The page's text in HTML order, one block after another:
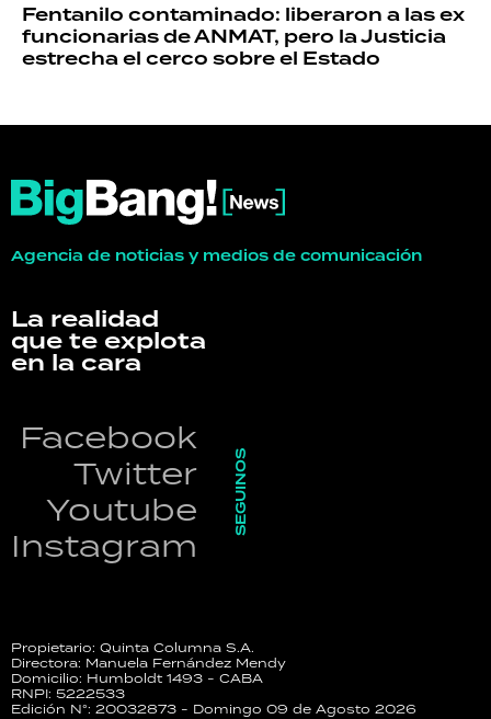
Fentanilo contaminado: liberaron a las ex
funcionarias de ANMAT, pero la Justicia
estrecha el cerco sobre el Estado
Agencia de noticias y medios de comunicación
La realidad
que te explota
en la cara
Facebook
Twitter
Youtube
Instagram
SEGUINOS
Propietario: Quinta Columna S.A.
Directora: Manuela Fernández Mendy
Domicilio: Humboldt 1493 - CABA
RNPI: 5222533
Edición N°: 20032873 - Domingo 09 de Agosto 2026